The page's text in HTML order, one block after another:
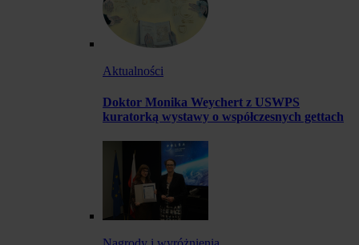
Aktualności
Doktor Monika Weychert z USWPS
kuratorką wystawy o współczesnych gettach